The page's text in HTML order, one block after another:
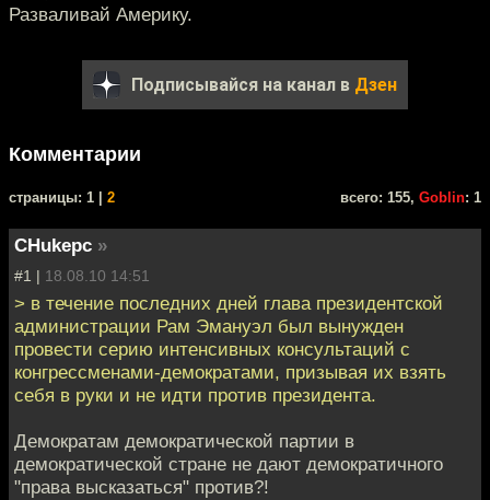
Разваливай Америку.
Подписывайся на канал в Дзен
Комментарии
cтраницы: 1 | 2 всего: 155, Goblin: 1
CHukepc »
#1 | 18.08.10 14:51
> в течение последних дней глава президентской
администрации Рам Эмануэл был вынужден
провести серию интенсивных консультаций с
конгрессменами-демократами, призывая их взять
себя в руки и не идти против президента.
Демократам демократической партии в
демократической стране не дают демократичного
"права высказаться" против?!